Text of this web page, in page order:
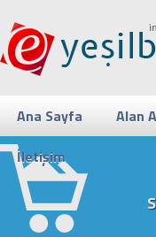
Ana Sayfa Alan
İletişim